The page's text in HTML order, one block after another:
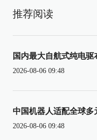
推荐阅读
国内最大自航式纯电
2026-08-06 09:48
中国机器人适配全球多
2026-08-06 09:48